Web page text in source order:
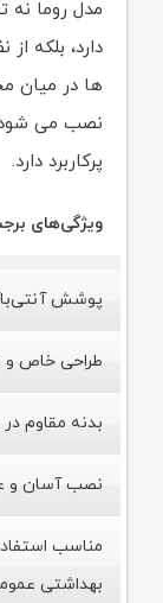
مدل روما نه
دارد، بلکه
ها در میان
نصب می‌ شود
پرکاربرد دارد.
ویژگی‌های
پوشش
طراحی خاص و
بدنه مقاوم
نصب آسان و
مناسب
بهداشتی